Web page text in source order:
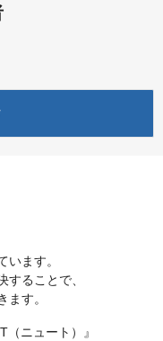
ます。
ることで、
す。
ニュート）』